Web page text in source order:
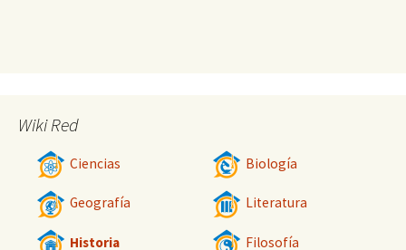
Wiki Red
Ciencias Biología
Geografía Literatura
Historia Filosofía